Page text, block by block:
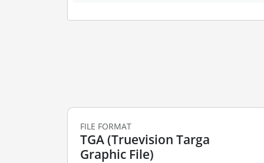
FILE FORMAT
TGA (Truevision Targa
Graphic File)